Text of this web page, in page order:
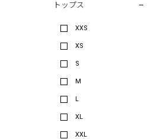
トップス
XXS
XS
S
M
L
XL
XXL